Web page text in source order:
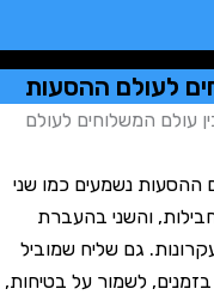
ההסעות
המשלוחים לעולם
נשמעים כמו שני
והשני בהעברת
גם שליח שמוביל
לשמור על בטיחות,